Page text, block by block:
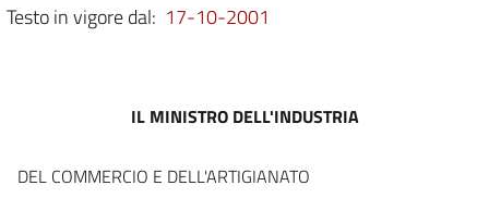
7
DISPOSIZIONI FINALI
10
Testo in vigore dal: 17-10-2001
IL MINISTRO DELL'INDUSTRIA
DEL COMMERCIO E DELL'ARTIGIANATO